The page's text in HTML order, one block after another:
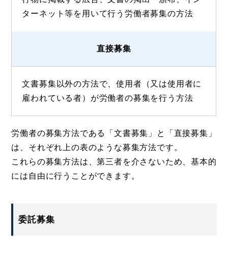
ターネット等を用いて行う労働者募集の方法
直接募集
文書募集以外の方法で、使用者（又は使用者に
雇われている者）が労働者の募集を行う方法
労働者の募集方法である「文書募集」と「直接募集」
は、それぞれ上の表のような募集方法です。
これらの募集方法は、第三者を介さないため、基本的
には自由に行うことができます。
委託募集